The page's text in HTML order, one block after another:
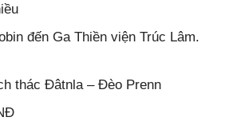
đến Ga Thiền viện Trúc Lâm.
thác Đâtnla – Đèo Prenn